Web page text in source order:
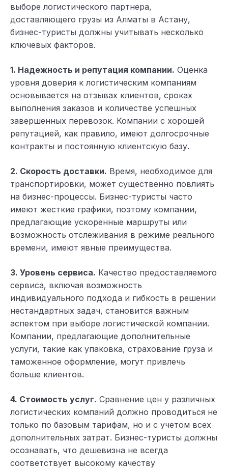
выборе логистического партнера,
доставляющего грузы из Алматы в Астану,
бизнес-туристы должны учитывать несколько
ключевых факторов.
1. Надежность и репутация компании. Оценка
уровня доверия к логистическим компаниям
основывается на отзывах клиентов, сроках
выполнения заказов и количестве успешных
завершенных перевозок. Компании с хорошей
репутацией, как правило, имеют долгосрочные
контракты и постоянную клиентскую базу.
2. Скорость доставки. Время, необходимое для
транспортировки, может существенно повлиять
на бизнес-процессы. Бизнес-туристы часто
имеют жесткие графики, поэтому компании,
предлагающие ускоренные маршруты или
возможность отслеживания в режиме реального
времени, имеют явные преимущества.
3. Уровень сервиса. Качество предоставляемого
сервиса, включая возможность
индивидуального подхода и гибкость в решении
нестандартных задач, становится важным
аспектом при выборе логистической компании.
Компании, предлагающие дополнительные
услуги, такие как упаковка, страхование груза и
таможенное оформление, могут привлечь
больше клиентов.
4. Стоимость услуг. Сравнение цен у различных
логистических компаний должно проводиться не
только по базовым тарифам, но и с учетом всех
дополнительных затрат. Бизнес-туристы должны
осознавать, что дешевизна не всегда
соответствует высокому качеству